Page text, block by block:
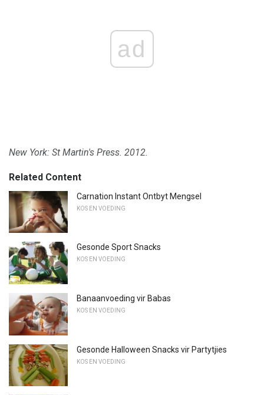
ad
New York: St Martin's Press. 2012.
Related Content
Carnation Instant Ontbyt Mengsel
KOS EN VOEDING
Gesonde Sport Snacks
KOS EN VOEDING
Banaanvoeding vir Babas
KOS EN VOEDING
Gesonde Halloween Snacks vir Partytjies
KOS EN VOEDING